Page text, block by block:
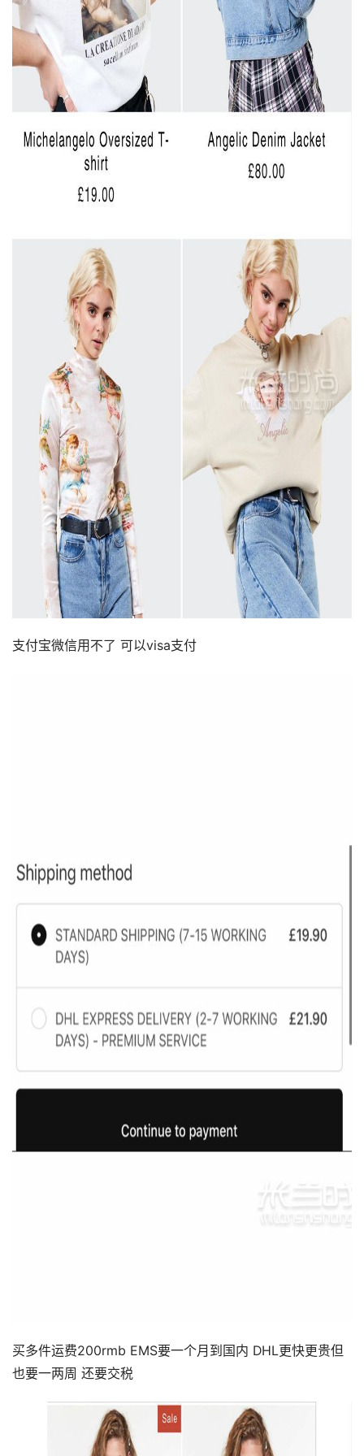
支付宝微信用不了 可以visa支付
买多件运费200rmb EMS要一个月到国内 DHL更快更贵但
也要一两周 还要交税